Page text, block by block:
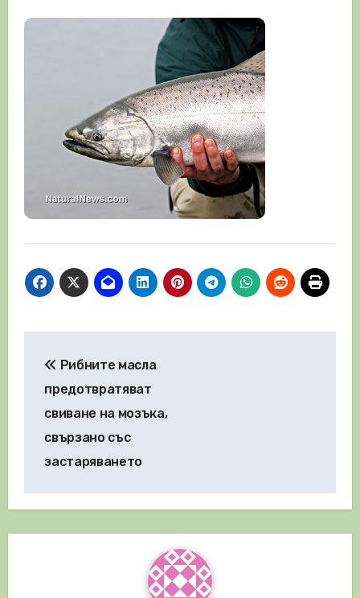
Рибните масла
предотвратяват
свиване на мозъка,
свързано със
застаряването